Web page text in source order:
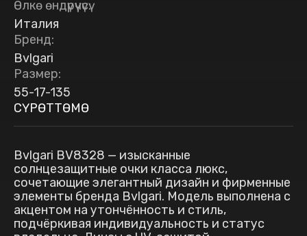
Өлкө өндүрүүчүсү:
Италия
Бренд:
Bvlgari
Размер:
55-17-135
СҮРӨТТӨМӨ
Bvlgari BV8328 — изысканные
солнцезащитные очки класса люкс,
сочетающие элегантный дизайн и фирменные
элементы бренда Bvlgari. Модель выполнена с
акцентом на утончённость и стиль,
подчёркивая индивидуальность и статус